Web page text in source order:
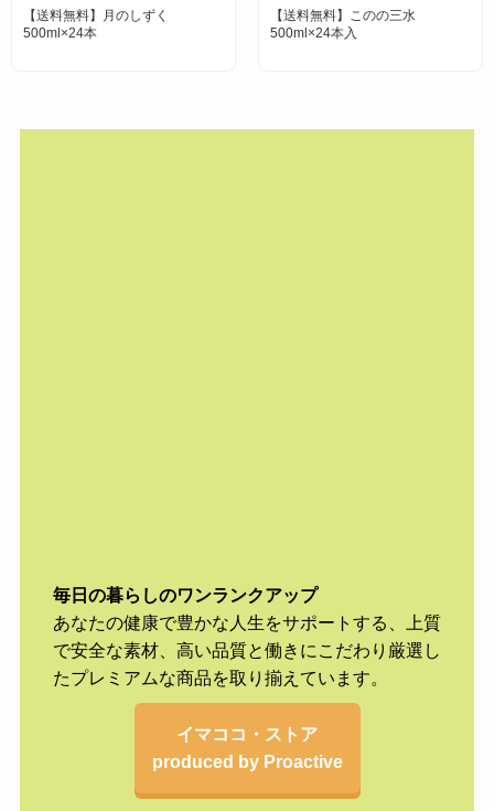
【送料無料】月のしずく
500ml×24本
【送料無料】このの三水
500ml×24本入
毎日の暮らしのワンランクアップ
あなたの健康で豊かな人生をサポートする、上質
で安全な素材、高い品質と働きにこだわり厳選し
たプレミアムな商品を取り揃えています。
イマココ・ストア
produced by Proactive